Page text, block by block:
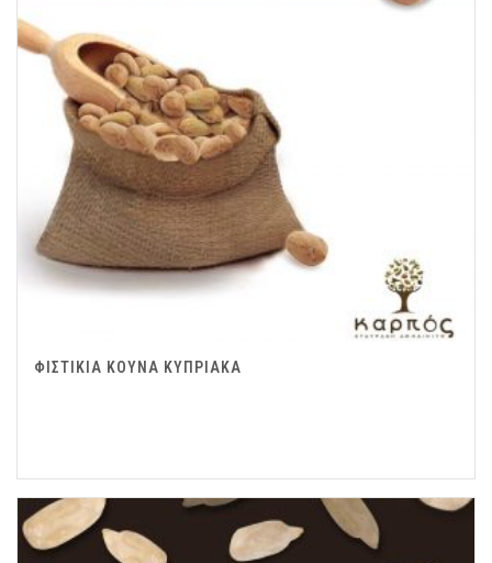
ΦΙΣΤΙΚΙΑ ΚΟΥΝΑ ΚΥΠΡΙΑΚΑ